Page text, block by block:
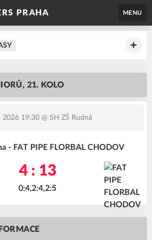
PRAHA MENU
21. KOLO
2026 19:30@ SH ZŠ Rudná
- FAT PIPE FLORBAL CHODOV
4 : 13
0:4,2:4,2:5